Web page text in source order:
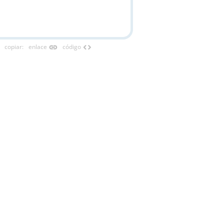
copiar: enlace link código code